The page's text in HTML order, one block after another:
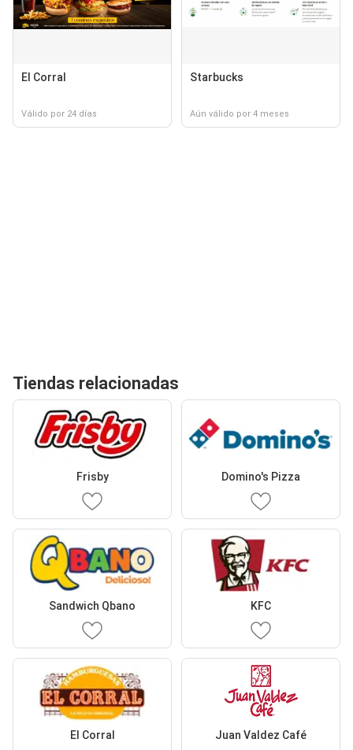
El Corral
Válido por 24 días
Starbucks
Aún válido por 4 meses
Tiendas relacionadas
Frisby Domino's Pizza
Sandwich Qbano KFC
El Corral Juan Valdez Café